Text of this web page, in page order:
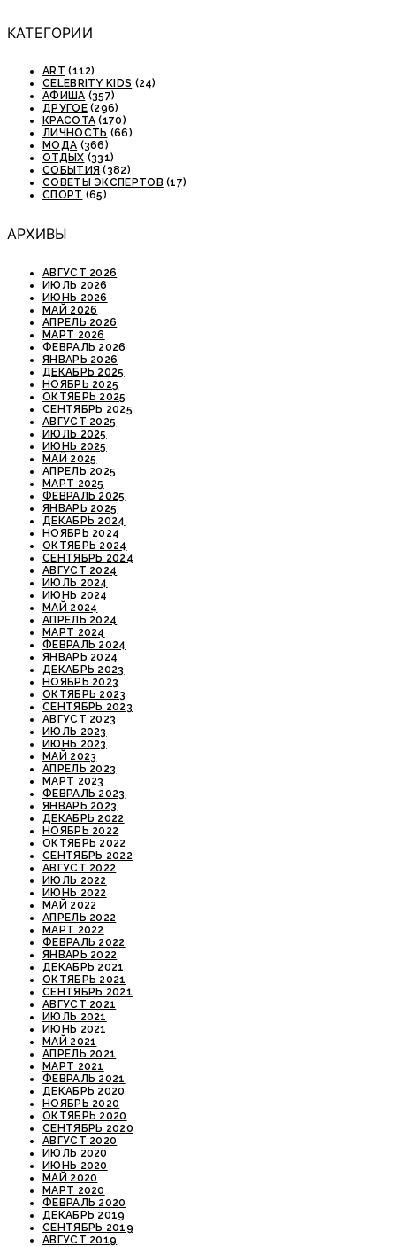
КАТЕГОРИИ
ART (112)
CELEBRITY KIDS (24)
АФИША (357)
ДРУГОЕ(296)
КРАСОТА (170)
ЛИЧНОСТЬ (66)
МОДА (366)
ОТДЫХ (331)
СОБЫТИЯ (382)
СОВЕТЫ ЭКСПЕРТОВ (17)
СПОРТ (65)
АРХИВЫ
АВГУСТ 2026
ИЮЛЬ 2026
ИЮНЬ 2026
МАЙ 2026
АПРЕЛЬ 2026
МАРТ 2026
ФЕВРАЛЬ 2026
ЯНВАРЬ 2026
ДЕКАБРЬ 2025
НОЯБРЬ 2025
ОКТЯБРЬ 2025
СЕНТЯБРЬ 2025
АВГУСТ 2025
ИЮЛЬ 2025
ИЮНЬ 2025
МАЙ 2025
АПРЕЛЬ 2025
МАРТ 2025
ФЕВРАЛЬ 2025
ЯНВАРЬ 2025
ДЕКАБРЬ 2024
НОЯБРЬ 2024
ОКТЯБРЬ 2024
СЕНТЯБРЬ 2024
АВГУСТ 2024
ИЮЛЬ 2024
ИЮНЬ 2024
МАЙ 2024
АПРЕЛЬ 2024
МАРТ 2024
ФЕВРАЛЬ 2024
ЯНВАРЬ 2024
ДЕКАБРЬ 2023
НОЯБРЬ 2023
ОКТЯБРЬ 2023
СЕНТЯБРЬ 2023
АВГУСТ 2023
ИЮЛЬ 2023
ИЮНЬ 2023
МАЙ 2023
АПРЕЛЬ 2023
МАРТ 2023
ФЕВРАЛЬ 2023
ЯНВАРЬ 2023
ДЕКАБРЬ 2022
НОЯБРЬ 2022
ОКТЯБРЬ 2022
СЕНТЯБРЬ 2022
АВГУСТ 2022
ИЮЛЬ 2022
ИЮНЬ 2022
МАЙ 2022
АПРЕЛЬ 2022
МАРТ 2022
ФЕВРАЛЬ 2022
ЯНВАРЬ 2022
ДЕКАБРЬ 2021
ОКТЯБРЬ 2021
СЕНТЯБРЬ 2021
АВГУСТ 2021
ИЮЛЬ 2021
ИЮНЬ 2021
МАЙ 2021
АПРЕЛЬ 2021
МАРТ 2021
ФЕВРАЛЬ 2021
ДЕКАБРЬ 2020
НОЯБРЬ 2020
ОКТЯБРЬ 2020
СЕНТЯБРЬ 2020
АВГУСТ 2020
ИЮЛЬ 2020
ИЮНЬ 2020
МАЙ 2020
МАРТ 2020
ФЕВРАЛЬ 2020
ДЕКАБРЬ 2019
СЕНТЯБРЬ 2019
АВГУСТ 2019